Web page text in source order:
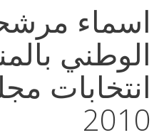
اسماء
الوطني
انتخابات
2010